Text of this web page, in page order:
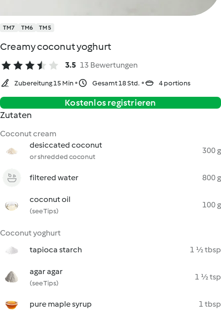
TM7 TM6 TM5
Creamy coconut yoghurt
3.5 13 Bewertungen
Zubereitung 15 Min Gesamt 18 Std. 4 portions
Kostenlos registrieren
Zutaten
Coconut cream
desiccated coconut
or shredded coconut
300 g
filtered water 800 g
coconut oil
(see Tips)
100 g
Coconut yoghurt
tapioca starch
1 ½ tbsp
agar agar
(see Tips)
1 ½ tsp
pure maple syrup 1 tbsp